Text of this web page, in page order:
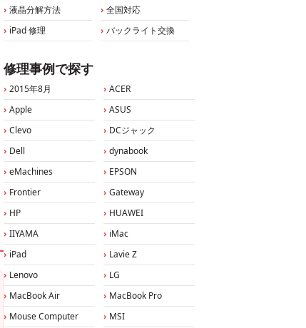
液晶分解方法
全国対応
iPad 修理
バックライト交換
修理事例で探す
2015年8月
ACER
Apple
ASUS
Clevo
DCジャック
Dell
dynabook
eMachines
EPSON
Frontier
Gateway
HP
HUAWEI
IIYAMA
iMac
iPad
Lavie Z
Lenovo
LG
MacBook Air
MacBook Pro
Mouse Computer
MSI